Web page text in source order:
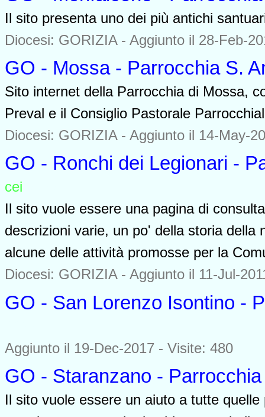
Il sito presenta uno dei più antichi
Diocesi: GORIZIA - Aggiunto il 28-Feb-
GO - Mossa - Parrocchia S.
Sito internet della Parrocchia di Mossa,
Preval e il Consiglio Pastorale
Diocesi: GORIZIA - Aggiunto il 14-May-
GO - Ronchi dei Legionari -
cei
Il sito vuole essere una pagina di
descrizioni varie, un po' della storia
alcune delle attività promosse per la
Diocesi: GORIZIA - Aggiunto il 11-Jul-
GO - San Lorenzo Isontino -
Aggiunto il 19-Dec-2017 - Visite: 480
GO - Staranzano -
Il sito vuole essere un aiuto a tutte